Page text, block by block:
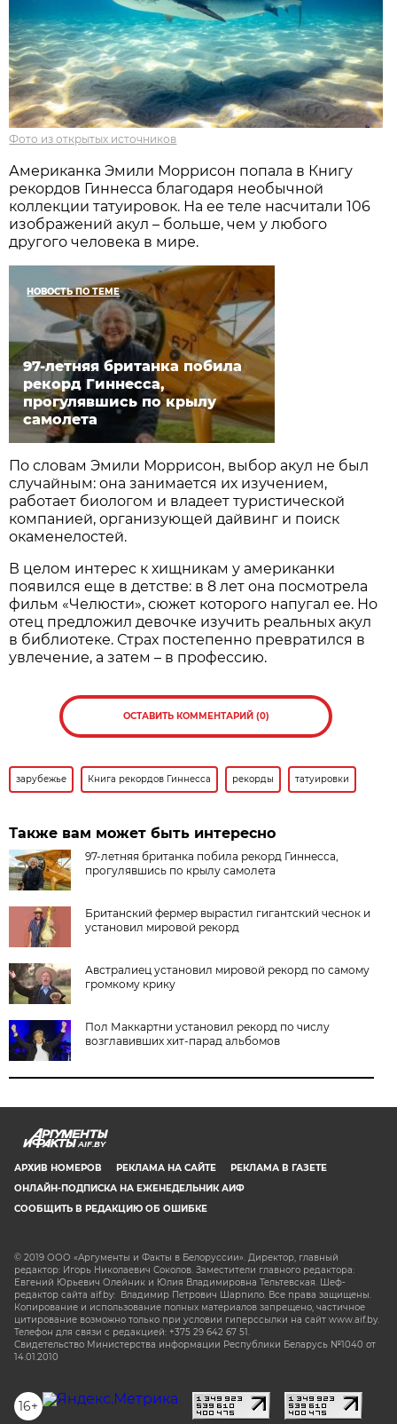
Фото из открытых источников
Американка Эмили Моррисон попала в Книгу
рекордов Гиннесса благодаря необычной
коллекции татуировок. На ее теле насчитали 106
изображений акул – больше, чем у любого
другого человека в мире.
НОВОСТЬ ПО ТЕМЕ
97-летняя британка побила
рекорд Гиннесса,
прогулявшись по крылу
самолета
По словам Эмили Моррисон, выбор акул не был
случайным: она занимается их изучением,
работает биологом и владеет туристической
компанией, организующей дайвинг и поиск
окаменелостей.
В целом интерес к хищникам у американки
появился еще в детстве: в 8 лет она посмотрела
фильм «Челюсти», сюжет которого напугал ее. Но
отец предложил девочке изучить реальных акул
в библиотеке. Страх постепенно превратился в
увлечение, а затем – в профессию.
ОСТАВИТЬ КОММЕНТАРИЙ (0)
зарубежье Книга рекордов Гиннесса рекорды татуировки
Также вам может быть интересно
97-летняя британка побила рекорд Гиннесса,
прогулявшись по крылу самолета
Британский фермер вырастил гигантский чеснок и
установил мировой рекорд
Австралиец установил мировой рекорд по самому
громкому крику
Пол Маккартни установил рекорд по числу
возглавивших хит-парад альбомов
AIF.BY
АРХИВ НОМЕРОВ РЕКЛАМА НА САЙТЕ
РЕКЛАМА В ГАЗЕТЕ
ОНЛАЙН-ПОДПИСКА НА ЕЖЕНЕДЕЛЬНИК АИФ
СООБЩИТЬ В РЕДАКЦИЮ ОБ ОШИБКЕ
© 2019 ООО «Аргументы и Факты в Белоруссии». Директор, главный
редактор: Игорь Николаевич Соколов. Заместители главного редактора:
Евгений Юрьевич Олейник и Юлия Владимировна Тельтевская. Шеф-
редактор сайта aif.by: Владимир Петрович Шарпило. Все права защищены.
Копирование и использование полных материалов запрещено, частичное
цитирование возможно только при условии гиперссылки на сайт www.aif.by.
Телефон для связи с редакцией: +375 29 642 67 51.
Свидетельство Министерства информации Республики Беларусь №1040 от
14.01.2010
16+